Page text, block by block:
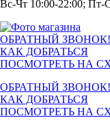
Вс-Чт 10:00-22:00; Пт-
ОБРАТНЫЙ ЗВОНОК!
КАК ДОБРАТЬСЯ
ПОСМОТРЕТЬ НА
ОБРАТНЫЙ ЗВОНОК!
КАК ДОБРАТЬСЯ
ПОСМОТРЕТЬ НА